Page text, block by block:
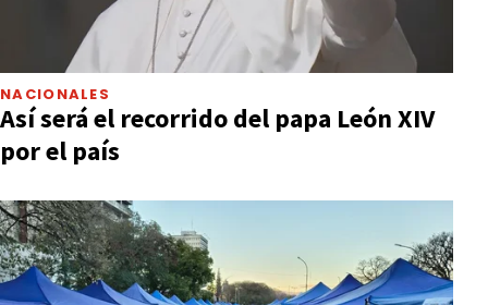
NACIONALES
Así será el recorrido del papa León XIV
por el país